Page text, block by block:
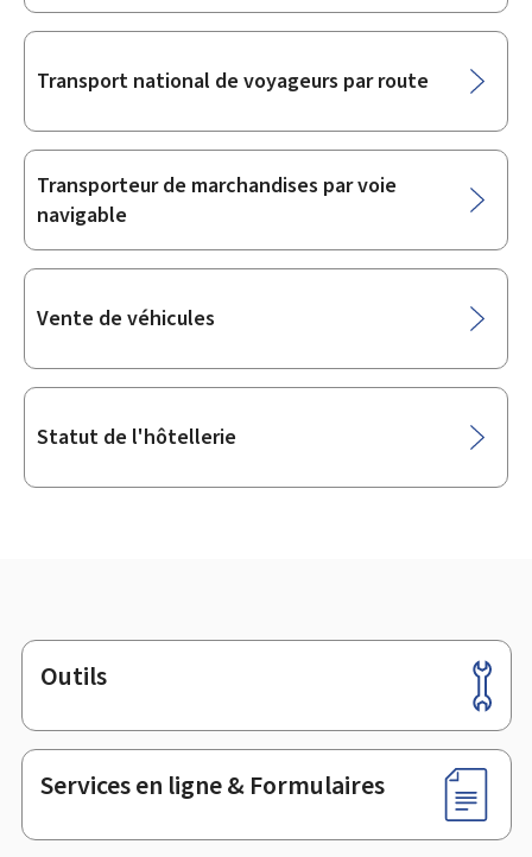
Transport national de voyageurs par route
Transporteur de marchandises par voie
navigable
Vente de véhicules
Statut de l'hôtellerie
Pied
de
page
Outils
Services en ligne & Formulaires